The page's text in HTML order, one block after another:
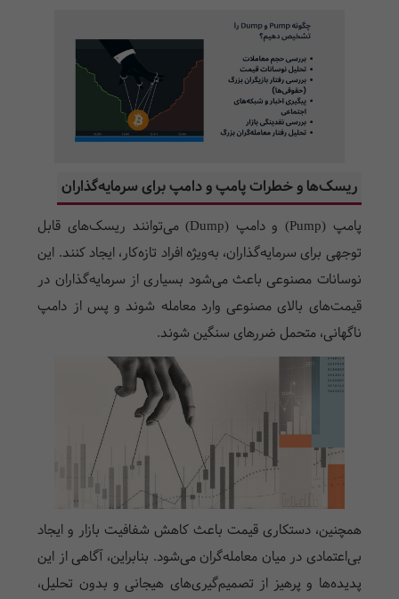
ریسک‌ها و خطرات پامپ و دامپ برای سرمایه‌گذاران
پامپ (Pump) و دامپ (Dump) می‌توانند ریسک‌های قابل
توجهی برای سرمایه‌گذاران، به‌ویژه افراد تازه‌کار، ایجاد کنند. این
نوسانات مصنوعی باعث می‌شود بسیاری از سرمایه‌گذاران در
قیمت‌های بالای مصنوعی وارد معامله شوند و پس از دامپ
ناگهانی، متحمل ضررهای سنگین شوند.
همچنین، دستکاری قیمت باعث کاهش شفافیت بازار و ایجاد
بی‌اعتمادی در میان معامله‌گران می‌شود. بنابراین، آگاهی از این
پدیده‌ها و پرهیز از تصمیم‌گیری‌های هیجانی و بدون تحلیل،